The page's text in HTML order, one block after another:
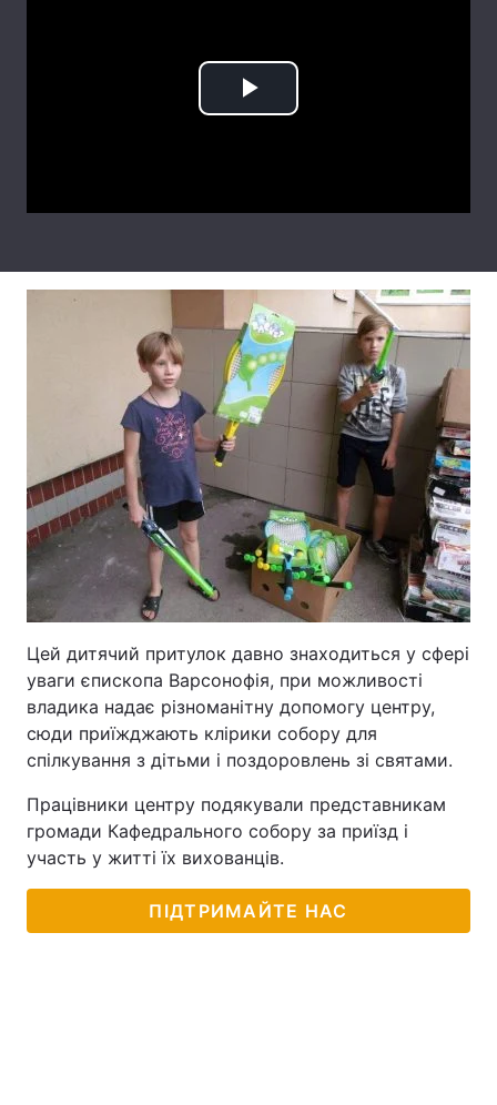
Play
Цей дитячий притулок давно знаходиться у сфері
уваги єпископа Варсонофія, при можливості
владика надає різноманітну допомогу центру,
сюди приїжджають клірики собору для
спілкування з дітьми і поздоровлень зі святами.
Працівники центру подякували представникам
громади Кафедрального собору за приїзд і
участь у житті їх вихованців.
ПІДТРИМАЙТЕ НАС